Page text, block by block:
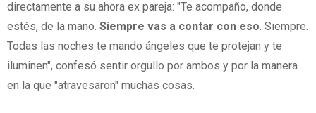
directamente a su ahora ex pareja: "Te acompaño, donde
estés, de la mano. Siempre vas a contar con eso . Siempre.
Todas las noches te mando ángeles que te protejan y te
iluminen", confesó sentir orgullo por ambos y por la manera
en la que "atravesaron" muchas cosas.